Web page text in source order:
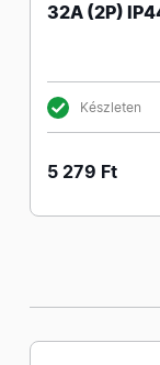
32A (2P)
Készleten
5 279 Ft